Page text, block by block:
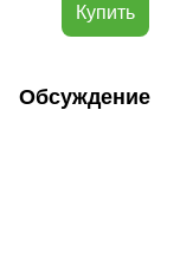
Купить
Обсуждение